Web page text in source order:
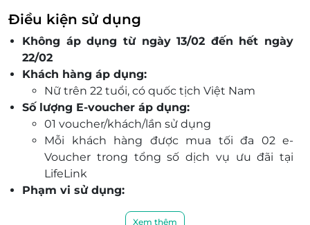
Bình Thuận
154 Trần Hưng Đạo, P. Phú Thủy, Tp. Phan Thiết
Đồng Nai
Số 220, đường 30/4, Phường Trấn Biên, Tỉnh Đồng
Nai, Việt Nam
Bình Dương
464 - 466 Đại Lộ Bình Dương, P. Hiệp Thành, Tp. Thủ
Dầu Một, Bình Dương
Bà Rịa Vũng Tàu
157 Nam Kỳ Khởi Nghĩa, Phường 3, Tp. Vũng Tàu.
Ưu đãi độc quyền chỉ có tại LifeLink, hỗ trợ đặt
lịch siêu tiện lợi.
e-Voucher tiện dùng, dễ đặt chỗ, ưu đãi áp dụng
trên toàn hệ thống.
Điều kiện sử dụng
Không áp dụng từ ngày 13/02 đến hết ngày
22/02
Khách hàng áp dụng:
Nữ trên 22 tuổi, có quốc tịch Việt Nam
Số lượng E-voucher áp dụng:
01 voucher/khách/lần sử dụng
Mỗi khách hàng được mua tối đa 02 e-
Voucher trong tổng số dịch vụ ưu đãi tại
LifeLink
Phạm vi sử dụng:
Xem thêm